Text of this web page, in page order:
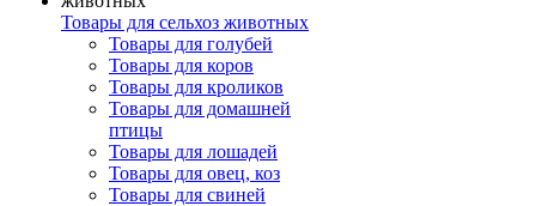
Товары для сельхоз животных
Товары для голубей
Товары для коров
Товары для кроликов
Товары для домашней
птицы
Товары для лошадей
Товары для овец, коз
Товары для свиней